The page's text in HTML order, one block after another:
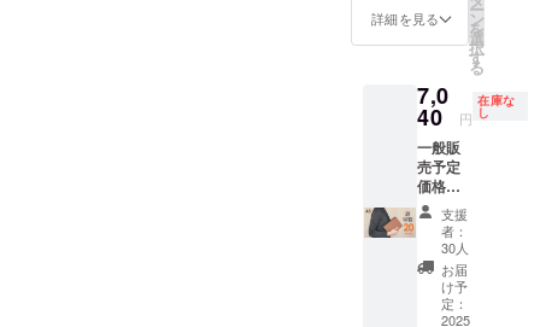
直接お
問合せ
くださ
す。 ■
適格請
求書発
者登録
番号：
あり
（適格
請求書
発行事
業者登
録番号
の記載
のある
インボ
イスが
必要な
レー、
グレー
ジュ、
メル、
ライ
ラッ
ク、ミ
ントブ
ルー、
ブルー
フェア
リー、
サクラ
ピン
ク 計
10色か
ズはす
べてA4
サイズ
で発送
致しま
す。本
体サイ
ズに合
わせ、
ハサミ
でカッ
トの上
ご利用
くださ
い。 ■
ター様
限定
￥660（
にて承
りま
す。 ■
リター
ン内
容：リ
ング
ジッ
パー x 2
(製品に
同封の
上、発
詳細を見る ー
ン
を
選
択
す
る
7,0
40 円
在庫な
し
一般販
売予定
価格
￥8,800
（税・
送料
込）の
とこ
ろ、 サ
ポー
支援
者：
30人
お届
け予
定：
2025